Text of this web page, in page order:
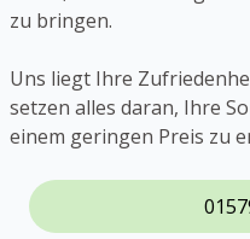
zu bringen.
Uns liegt Ihre
setzen alles daran, Ihre
einem geringen Preis zu